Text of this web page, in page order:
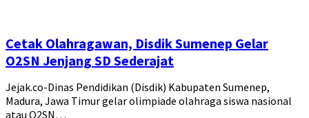
Cetak Olahragawan, Disdik Sumenep Gelar
O2SN Jenjang SD Sederajat
Jejak.co-Dinas Pendidikan (Disdik) Kabupaten Sumenep,
Madura, Jawa Timur gelar olimpiade olahraga siswa nasional
atau O2SN…